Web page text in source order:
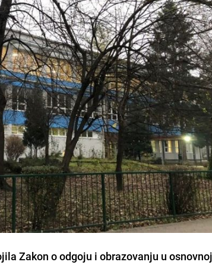
Zakon o odgoju i obrazovanju u